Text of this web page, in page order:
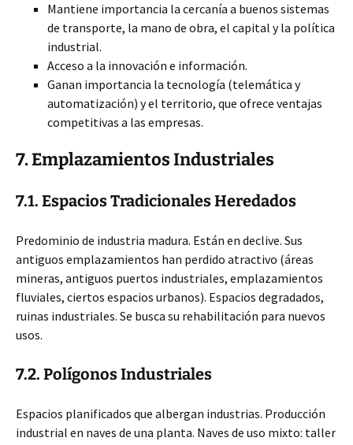
Mantiene importancia la cercanía a buenos sistemas
de transporte, la mano de obra, el capital y la política
industrial.
Acceso a la innovación e información.
Ganan importancia la tecnología (telemática y
automatización) y el territorio, que ofrece ventajas
competitivas a las empresas.
7. Emplazamientos Industriales
7.1. Espacios Tradicionales Heredados
Predominio de industria madura. Están en declive. Sus
antiguos emplazamientos han perdido atractivo (áreas
mineras, antiguos puertos industriales, emplazamientos
fluviales, ciertos espacios urbanos). Espacios degradados,
ruinas industriales. Se busca su rehabilitación para nuevos
usos.
7.2. Polígonos Industriales
Espacios planificados que albergan industrias. Producción
industrial en naves de una planta. Naves de uso mixto: taller